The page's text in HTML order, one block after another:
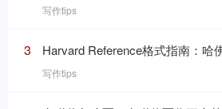
写作tips
3 Harvard Reference格式指南：哈佛参考
写作tips